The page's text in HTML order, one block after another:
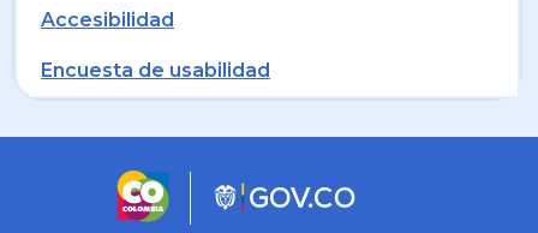
Accesibilidad
Encuesta de usabilidad